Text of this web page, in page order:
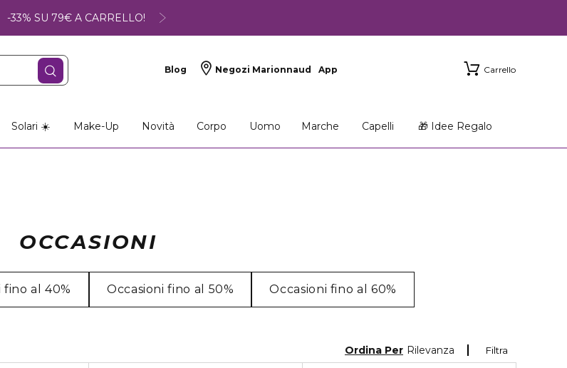
-33% SU 79€ A CARRELLO!
Blog Negozi Marionnaud App Carrello
Solari ☀️ Make-Up Novità Corpo Uomo Marche Capelli 🎁 Idee Regalo
OCCASIONI
fino al 40% Occasioni fino al 50% Occasioni fino al 60%
Filtra
Ordina Per Rilevanza